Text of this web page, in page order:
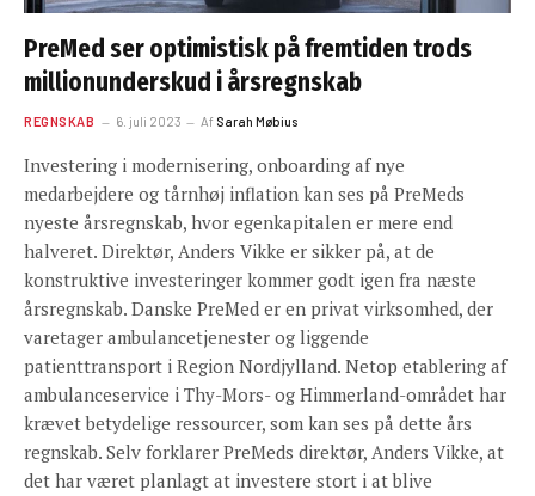
PreMed ser optimistisk på fremtiden trods
millionunderskud i årsregnskab
REGNSKAB 6. juli 2023 Af Sarah Møbius
Investering i modernisering, onboarding af nye
medarbejdere og tårnhøj inflation kan ses på PreMeds
nyeste årsregnskab, hvor egenkapitalen er mere end
halveret. Direktør, Anders Vikke er sikker på, at de
konstruktive investeringer kommer godt igen fra næste
årsregnskab. Danske PreMed er en privat virksomhed, der
varetager ambulancetjenester og liggende
patienttransport i Region Nordjylland. Netop etablering af
ambulanceservice i Thy-Mors- og Himmerland-området har
krævet betydelige ressourcer, som kan ses på dette års
regnskab. Selv forklarer PreMeds direktør, Anders Vikke, at
det har været planlagt at investere stort i at blive